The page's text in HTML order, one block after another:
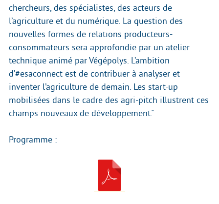
chercheurs, des spécialistes, des acteurs de
l’agriculture et du numérique. La question des
nouvelles formes de relations producteurs-
consommateurs sera approfondie par un atelier
technique animé par Végépolys. L’ambition
d’#esaconnect est de contribuer à analyser et
inventer l’agriculture de demain. Les start-up
mobilisées dans le cadre des agri-pitch illustrent ces
champs nouveaux de développement."
Programme :